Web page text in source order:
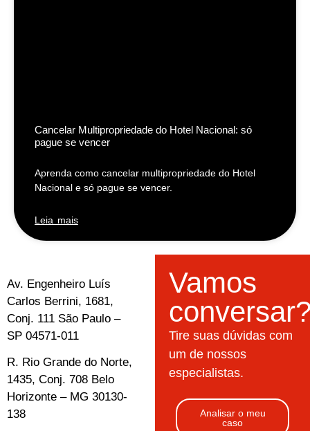
Cancelar Multipropriedade do Hotel Nacional: só
pague se vencer
Aprenda como cancelar multipropriedade do Hotel
Nacional e só pague se vencer.
Leia mais
Av. Engenheiro Luís
Carlos Berrini, 1681,
Conj. 111 São Paulo –
SP 04571-011
R. Rio Grande do Norte,
1435, Conj. 708 Belo
Horizonte – MG 30130-
138
Vamos
Tire suas dúvidas com
um de nossos
especialistas.
Analisar o meu
caso